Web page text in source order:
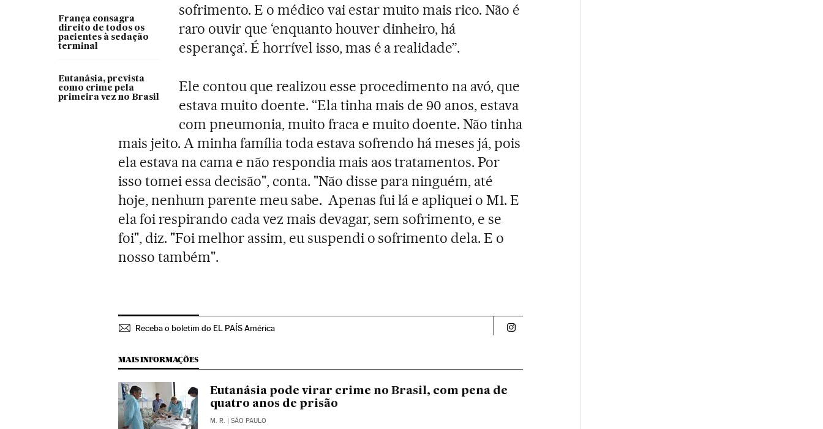
França consagra
direito de todos os
pacientes à sedação
terminal
Eutanásia, prevista
como crime pela
primeira vez no Brasil
sofrimento. E o médico vai estar muito mais rico. Não é
raro ouvir que ‘enquanto houver dinheiro, há
esperança’. É horrível isso, mas é a realidade”.
Ele contou que realizou esse procedimento na avó, que
estava muito doente. “Ela tinha mais de 90 anos, estava
com pneumonia, muito fraca e muito doente. Não tinha
mais jeito. A minha família toda estava sofrendo há meses já, pois
ela estava na cama e não respondia mais aos tratamentos. Por
isso tomei essa decisão", conta. "Não disse para ninguém, até
hoje, nenhum parente meu sabe. Apenas fui lá e apliquei o M1. E
ela foi respirando cada vez mais devagar, sem sofrimento, e se
foi", diz. "Foi melhor assim, eu suspendi o sofrimento dela. E o
nosso também".
Receba o boletim do EL PAÍS América Politica El País Brasil en Instagram
MAIS INFORMAÇÕES
Eutanásia pode virar crime no Brasil, com pena de
quatro anos de prisão
M. R. | SÃO PAULO